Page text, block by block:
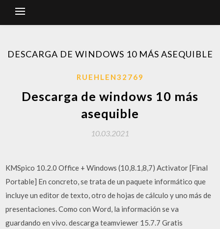
DESCARGA DE WINDOWS 10 MÁS ASEQUIBLE
RUEHLEN32769
Descarga de windows 10 más
asequible
10.03.2021
KMSpico 10.2.0 Office + Windows (10,8.1,8,7) Activator [Final
Portable] En concreto, se trata de un paquete informático que
incluye un editor de texto, otro de hojas de cálculo y uno más de
presentaciones. Como con Word, la información se va
guardando en vivo. descarga teamviewer 15.7.7 Gratis